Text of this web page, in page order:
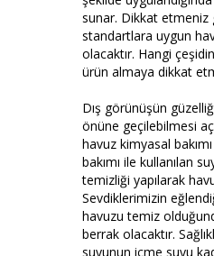
sunar. Dikkat etmeniz
standartlara uygun
olacaktır. Hangi
ürün almaya dikkat
Dış görünüşün
önüne geçilebilmesi
havuz kimyasal
bakımı ile kullanılan
temizliği yapılarak
Sevdiklerimizin
havuzu temiz
berrak olacaktır.
suyunun içme suyu